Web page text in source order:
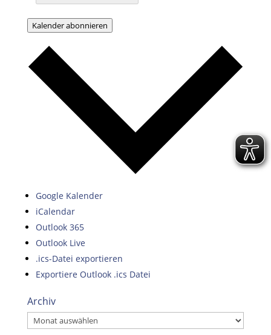
Kalender abonnieren
Google Kalender
iCalendar
Outlook 365
Outlook Live
.ics-Datei exportieren
Exportiere Outlook .ics Datei
Archiv
Archiv